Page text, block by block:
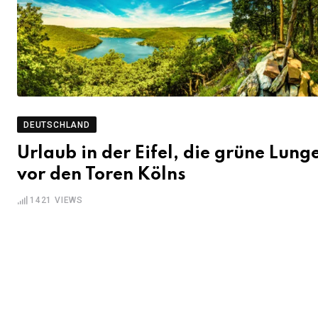
DEUTSCHLAND
Urlaub in der Eifel, die grüne
vor den Toren Kölns
1421 VIEWS